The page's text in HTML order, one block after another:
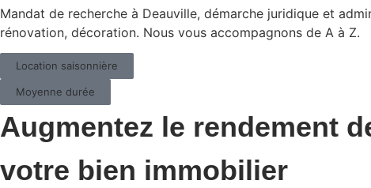
Mandat de recherche à Deauville, démarche juridique et
rénovation, décoration. Nous vous accompagnons de A à Z.
Location saisonnière
Moyenne durée
Augmentez le rendement
votre bien immobilier